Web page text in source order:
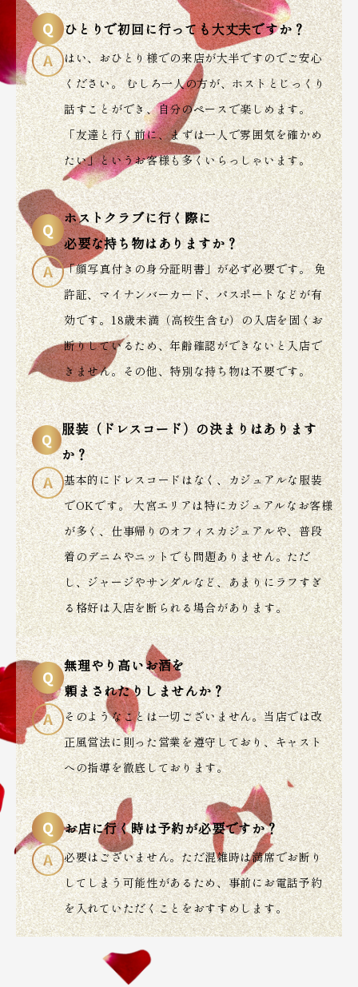
ひとりで初回に行っても大丈夫ですか？
はい、おひとり様での来店が大半ですのでご安心
ください。 むしろ一人の方が、ホストとじっくり
話すことができ、自分のペースで楽しめます。
「友達と行く前に、まずは一人で雰囲気を確かめ
たい」というお客様も多くいらっしゃいます。
ホストクラブに行く際に
必要な持ち物はありますか？
「顔写真付きの身分証明書」が必ず必要です。 免
許証、マイナンバーカード、パスポートなどが有
効です。18歳未満（高校生含む）の入店を固くお
断りしているため、年齢確認ができないと入店で
きません。その他、特別な持ち物は不要です。
服装（ドレスコード）の決まりはあります
か？
基本的にドレスコードはなく、カジュアルな服装
でOKです。 大宮エリアは特にカジュアルなお客様
が多く、仕事帰りのオフィスカジュアルや、普段
着のデニムやニットでも問題ありません。ただ
し、ジャージやサンダルなど、あまりにラフすぎ
る格好は入店を断られる場合があります。
無理やり高いお酒を
頼まされたりしませんか？
そのようなことは一切ございません。当店では改
正風営法に則った営業を遵守しており、キャスト
への指導を徹底しております。
お店に行く時は予約が必要ですか？
必要はございません。ただ混雑時は満席でお断り
してしまう可能性があるため、事前にお電話予約
を入れていただくことをおすすめします。